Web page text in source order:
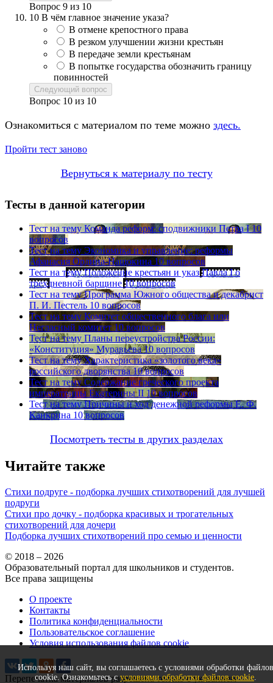
Вопрос 9 из 10
10 В чём главное значение указа?
В отмене крепостного права
В резком улучшении жизни крестьян
В передаче земли крестьянам
В попытке государства обозначить границу
повинностей
Следующий вопрос
Вопрос 10 из 10
Ознакомиться с материалом по теме можно здесь.
Пройти тест заново
Вернуться к материалу по тесту
Тесты в данной категории
Тест на тему Команда реформ: сподвижники Петра I 10
вопросов
Тест на тему Экономика и управление: реформы
Афанасия Ордина-Нащокина 10 вопросов
Тест на тему Положение крестьян и указ Павла I о
трехдневной барщине 10 вопросов
Тест на тему Программа Южного общества и декабрист
П. И. Пестель 10 вопросов
Тест на тему Комитет общественного блага или
Негласный комитет 10 вопросов
Тест на тему Планы переустройства России:
«Конституция» Муравьева 10 вопросов
Тест на тему Характеристика «золотого века»
российского дворянства 10 вопросов
Тест на тему Содержание греческого проекта
императрицы Екатерины II 10 вопросов
Тест на тему Причины и ход денежной реформы Е. Ф.
Канкрина 10 вопросов
Посмотреть тесты в других разделах
Читайте также
Стихи подруге - подборка лучших стихотворений для лучшей
подруги
Стихи про дочку - подборка красивых и трогательных
стихотворений для дочери
Подборка лучших стихотворений про семью и ценности
Используя наш сайт, вы соглашаетесь с условиями обработки файлов
cookie. Ознакомьтесь сусловиями обработки файлов cookie.
© 2018 – 2026
Образовательный портал для школьников и студентов.
Все права защищены
О проекте
Контакты
Политика конфиденциальности
Пользовательское соглашение
Условия использования файлов cookie
Перепечатка материалов разрешена только с указанием